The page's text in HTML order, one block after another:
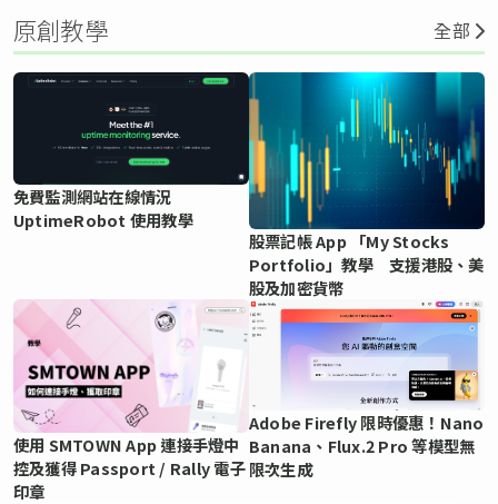
原創教學 全部
免費監測網站在線情況
UptimeRobot 使用教學
股票記帳 App 「My Stocks
Portfolio」教學 支援港股、美
股及加密貨幣
使用 SMTOWN App 連接手燈中
控及獲得 Passport / Rally 電子
印章
Adobe Firefly 限時優惠！Nano
Banana、Flux.2 Pro 等模型無
限次生成